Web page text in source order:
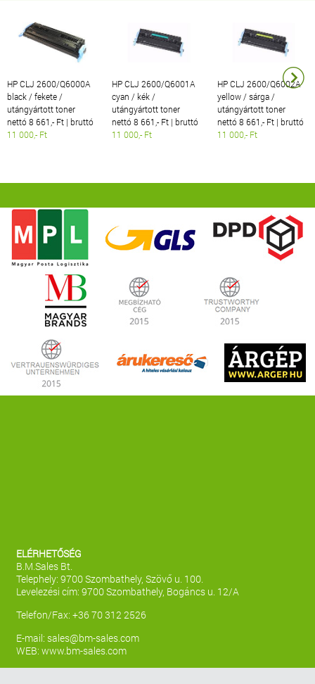
HP CLJ 2600/Q6000A
black / fekete /
utángyártott toner
nettó 8 661,- Ft | bruttó
11 000,- Ft
HP CLJ 2600/Q6001A
cyan / kék /
utángyártott toner
nettó 8 661,- Ft | bruttó
11 000,- Ft
HP CLJ 2600/Q6002A
yellow / sárga /
utángyártott toner
nettó 8 661,- Ft | bruttó
11 000,- Ft
ELÉRHETŐSÉG
B.M.Sales Bt.
Telephely: 9700 Szombathely, Szövő u. 100.
Levelezési cím: 9700 Szombathely, Bogáncs u. 12/A
Telefon/Fax: +36 70 312 2526
E-mail: sales@bm-sales.com
WEB: www.bm-sales.com